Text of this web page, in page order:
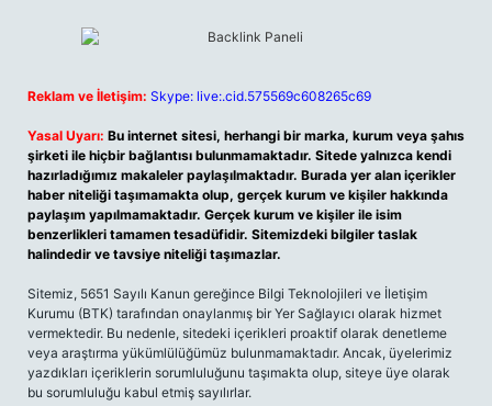
Reklam ve İletişim: Skype: live:.cid.575569c608265c69
Yasal Uyarı: Bu internet sitesi, herhangi bir marka, kurum veya şahıs
şirketi ile hiçbir bağlantısı bulunmamaktadır. Sitede yalnızca kendi
hazırladığımız makaleler paylaşılmaktadır. Burada yer alan içerikler
haber niteliği taşımamakta olup, gerçek kurum ve kişiler hakkında
paylaşım yapılmamaktadır. Gerçek kurum ve kişiler ile isim
benzerlikleri tamamen tesadüfidir. Sitemizdeki bilgiler taslak
halindedir ve tavsiye niteliği taşımazlar.
Sitemiz, 5651 Sayılı Kanun gereğince Bilgi Teknolojileri ve İletişim
Kurumu (BTK) tarafından onaylanmış bir Yer Sağlayıcı olarak hizmet
vermektedir. Bu nedenle, sitedeki içerikleri proaktif olarak denetleme
veya araştırma yükümlülüğümüz bulunmamaktadır. Ancak, üyelerimiz
yazdıkları içeriklerin sorumluluğunu taşımakta olup, siteye üye olarak
bu sorumluluğu kabul etmiş sayılırlar.